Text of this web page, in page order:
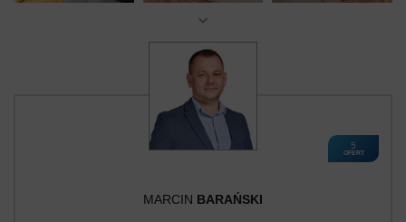
5
OFERT
MARCIN BARAŃSKI